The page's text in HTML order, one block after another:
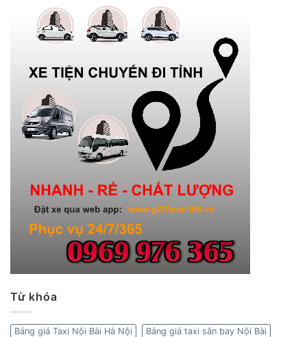
Từ khóa
Bảng giá Taxi Nội Bài Hà Nội
Bảng giá taxi sân bay Nội Bài